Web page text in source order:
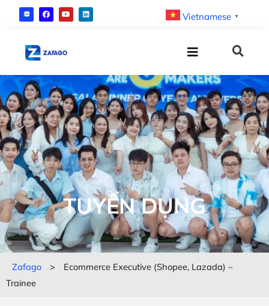
Vietnamese ▼
TUYỂN DỤNG
Zafago >
Ecommerce Executive (Shopee, Lazada) –
Trainee